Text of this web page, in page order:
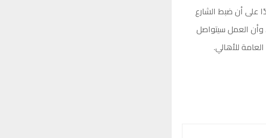
على أن ضبط الشارع
العمل سيتواصل
للأهالي.